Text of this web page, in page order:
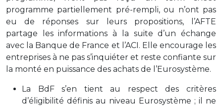
programme partiellement pré-rempli, ou n’ont pas
eu de réponses sur leurs propositions, l’AFTE
partage les informations à la suite d’un échange
avec la Banque de France et l’ACI. Elle encourage les
entreprises à ne pas s’inquiéter et reste confiante sur
la monté en puissance des achats de l’Eurosystème.
La BdF s’en tient au respect des critères
d’éligibilité définis au niveau Eurosystème ; il ne